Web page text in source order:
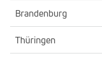
Brandenburg
Thüringen